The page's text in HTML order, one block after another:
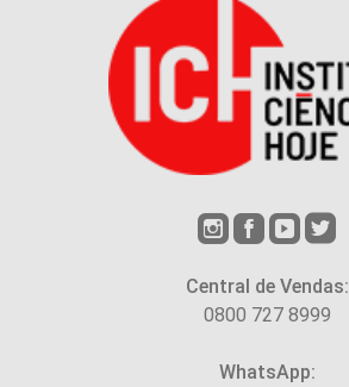
Central de Vendas:
0800 727 8999
WhatsApp: